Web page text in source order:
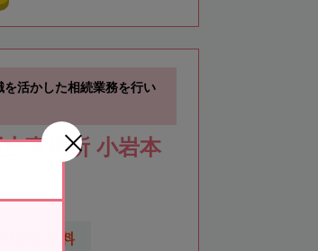
を活かした相続業務を行い
事務所 小岩本
回相談無料